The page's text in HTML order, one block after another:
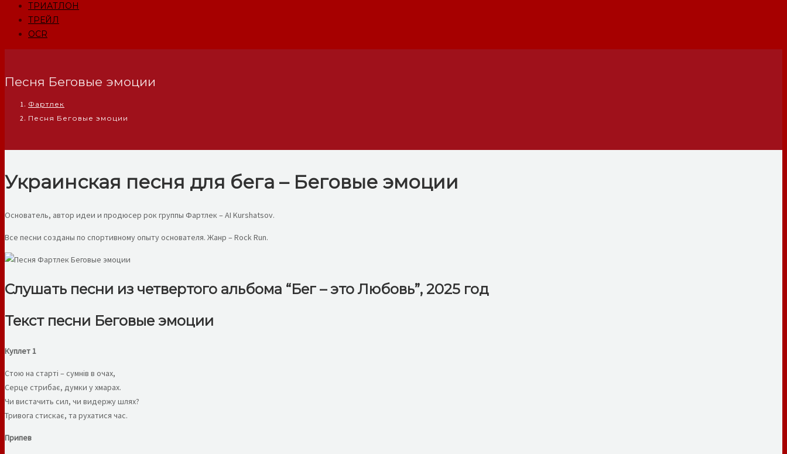
ТРИАТЛОН
ТРЕЙЛ
OCR
Песня Беговые эмоции
Фартлек
Песня Беговые эмоции
Украинская песня для бега – Беговые эмоции
Основатель, автор идеи и продюсер рок группы Фартлек – AI Kurshatsov.
Все песни созданы по спортивному опыту основателя. Жанр – Rock Run.
Слушать песни из четвертого альбома “Бег – это Любовь”, 2025 год
Текст песни Беговые эмоции
Куплет 1
Стою на старті – сумнів в очах,
Серце стрибає, думки у хмарах.
Чи вистачить сил, чи видержу шлях?
Тривога стискає, та рухатися час.
Припев